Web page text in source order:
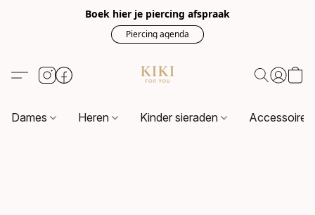
Boek hier je piercing afspraak
Piercing agenda
Dames Heren Kinder sieraden Accessoires